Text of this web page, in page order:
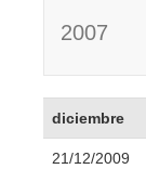
2007
diciembre
21/12/2009